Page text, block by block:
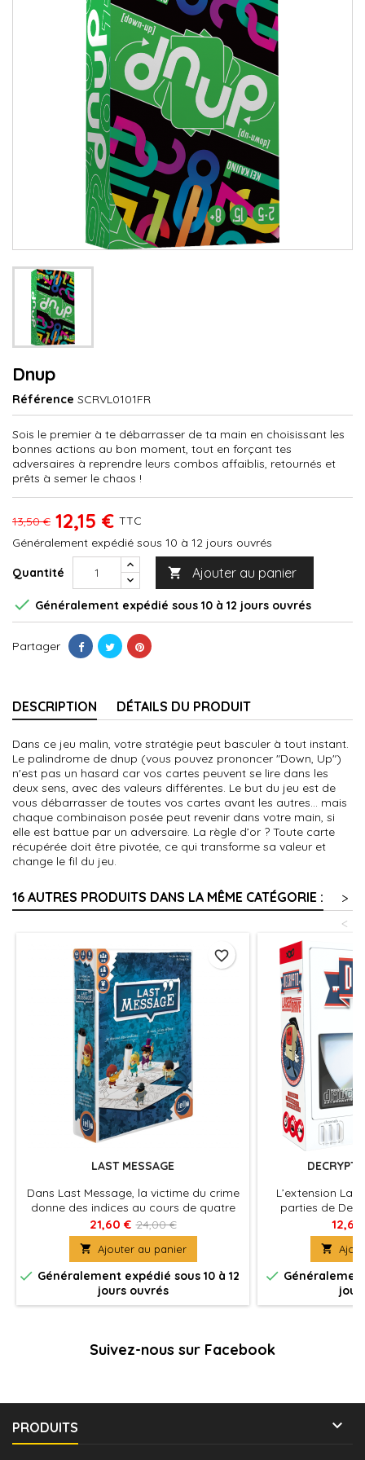
Dnup
Référence SCRVL0101FR
Sois le premier à te débarrasser de ta main en choisissant les
bonnes actions au bon moment, tout en forçant tes
adversaires à reprendre leurs combos affaiblis, retournés et
prêts à semer le chaos !
13,50 € 12,15 € TTC
Généralement expédié sous 10 à 12 jours ouvrés
Quantité  Ajouter au panier
 Généralement expédié sous 10 à 12 jours ouvrés
Partager
DESCRIPTION DÉTAILS DU PRODUIT
Dans ce jeu malin, votre stratégie peut basculer à tout instant.
Le palindrome de dnup (vous pouvez prononcer "Down, Up")
n'est pas un hasard car vos cartes peuvent se lire dans les
deux sens, avec des valeurs différentes. Le but du jeu est de
vous débarrasser de toutes vos cartes avant les autres… mais
chaque combinaison posée peut revenir dans votre main, si
elle est battue par un adversaire. La règle d’or ? Toute carte
récupérée doit être pivotée, ce qui transforme sa valeur et
change le fil du jeu.
16 AUTRES PRODUITS DANS LA MÊME CATÉGORIE :
>
<
LAST MESSAGE
Dans Last Message, la victime du crime
donne des indices au cours de quatre
tours pour aider les inspecteurs à
déterminer l'identité du criminel.
21,60 € 24,00 €
 Ajouter au panier
 Généralement expédié sous 10 à 12
jours ouvrés
favorite_border
L’extension
parties de
l’attente des
de l’équipe
alourdir les
12,60


Suivez-nous sur Facebook
PRODUITS 